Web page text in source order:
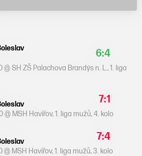
6:4
@SH ZŠ Palachova Brandýs n. L.,1. liga
7:1
@ MSH Havířov,1. liga mužů, 4. kolo
7:4
@ MSH Havířov,1. liga mužů, 3. kolo